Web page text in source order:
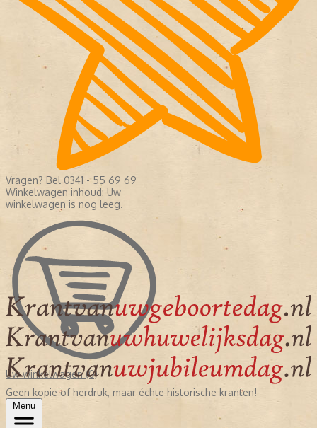
Vragen? Bel 0341 - 55 69 69
Winkelwagen inhoud: Uw
winkelwagen is nog leeg.
Uw winkelwagen (0)
Geen kopie of herdruk, maar échte historische kranten!
Menu